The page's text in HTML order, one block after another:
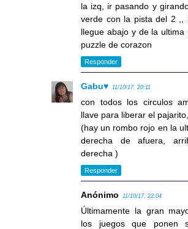
la izq, ir pasando y
verde con la pista del 2 ,,
llegue abajo y de la ultima
puzzle de corazon
Responder
Gabu♥ 11/10/17, 20:11
con todos los circulos
llave para liberar el
(hay un rombo rojo en la
derecha de afuera,
derecha )
Responder
Anónimo 11/10/17, 22:04
Últimamente la gran
los juegos que ponen